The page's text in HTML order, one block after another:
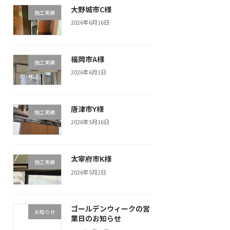
施工実績 大野城市C様
2026年6月16日
施工実績 福岡市A様
2026年6月1日
施工実績 唐津市Y様
2026年5月16日
施工実績 太宰府市K様
2026年5月2日
お知らせ
ゴールデンウィークの営
業日のお知らせ